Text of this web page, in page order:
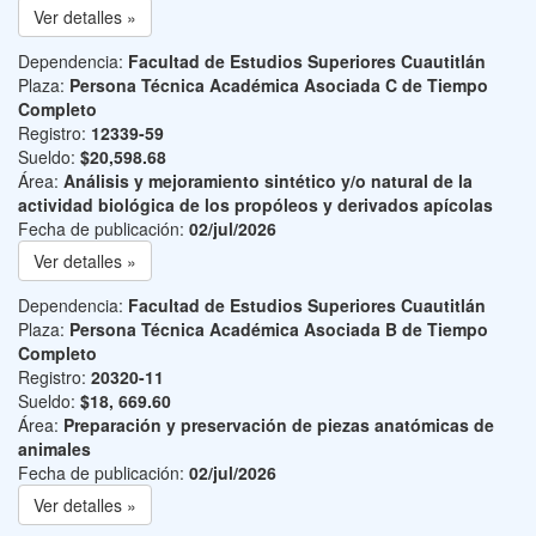
Ver detalles »
Dependencia: Facultad de Estudios Superiores Cuautitlán
Plaza: Persona Técnica Académica Asociada C de Tiempo
Completo
Registro: 12339-59
Sueldo: $20,598.68
Área: Análisis y mejoramiento sintético y/o natural de la
actividad biológica de los propóleos y derivados apícolas
Fecha de publicación: 02/jul/2026
Ver detalles »
Dependencia: Facultad de Estudios Superiores Cuautitlán
Plaza: Persona Técnica Académica Asociada B de Tiempo
Completo
Registro: 20320-11
Sueldo: $18, 669.60
Área: Preparación y preservación de piezas anatómicas de
animales
Fecha de publicación: 02/jul/2026
Ver detalles »